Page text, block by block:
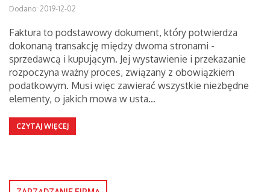
Dodano: 2019-12-02
Faktura to podstawowy dokument, który potwierdza
dokonaną transakcję między dwoma stronami -
sprzedawcą i kupującym. Jej wystawienie i przekazanie
rozpoczyna ważny proces, związany z obowiązkiem
podatkowym. Musi więc zawierać wszystkie niezbędne
elementy, o jakich mowa w usta…
CZYTAJ WIĘCEJ